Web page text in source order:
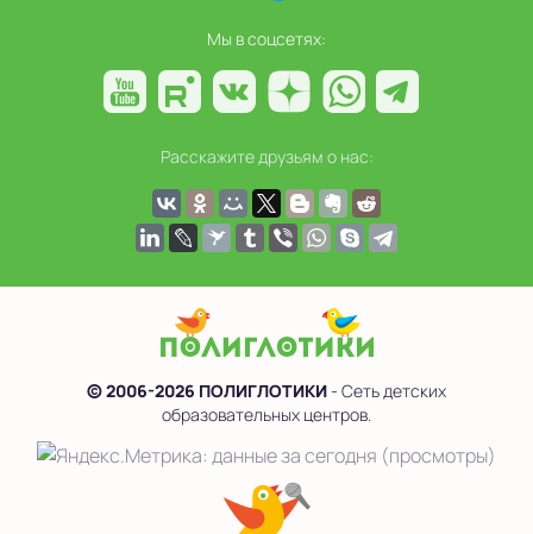
Мы в соцсетях:
Расскажите друзьям о нас:
© 2006-2026 ПОЛИГЛОТИКИ- Сеть детских
образовательных центров.